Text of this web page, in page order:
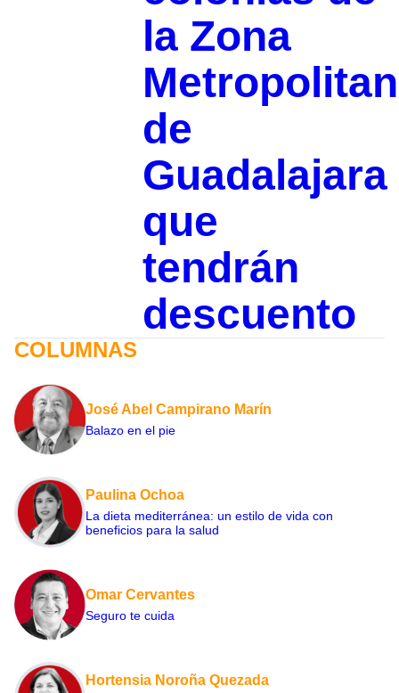
la Zona
de
Guadalajara
que
tendrán
descuento
COLUMNAS
José Abel Campirano Marín
Balazo en el pie
Paulina Ochoa
La dieta mediterránea: un estilo de vida con
beneficios para la salud
Omar Cervantes
Seguro te cuida
Hortensia Noroña Quezada